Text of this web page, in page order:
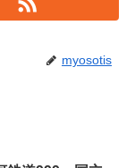
myosotis